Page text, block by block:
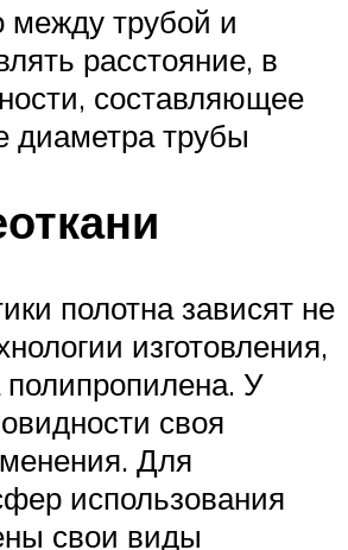
между трубой и
расстояние, в
составляющее
диаметра трубы
полотна зависят не
изготовления,
полипропилена. У
своя
Для
использования
свои виды